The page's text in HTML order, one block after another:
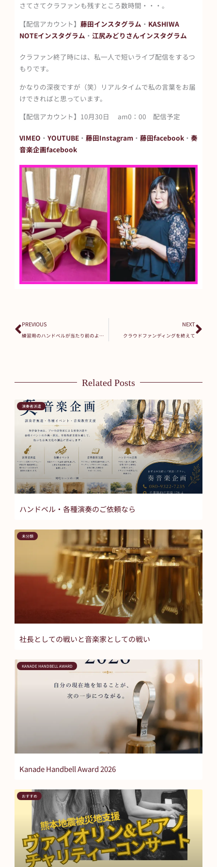
さてさてクラファンも残すところ数時間・・・。
【配信アカウント】 藤田インスタグラム ・ KASHIWA
NOTEインスタグラム ・ 江尻みどりさんインスタグラム
クラファン終了時には、私一人で短いライブ配信をするつ
もりです。
かなりの深夜ですが（笑）リアルタイムで私の言葉をお届
けできればと思っています。
【配信アカウント】10月30日 am0：00 配信予定
VIMEO ・ YOUTUBE ・ 藤田Instagram ・ 藤田facebook ・ 奏
音楽企画facebook
PREVIOUS
練習用のハンドベルが当たり前のように使用される世界を願っています！
NEXT
クラウドファンディングを終えて
Related Posts
演奏者派遣
ハンドベル・各種演奏のご依頼なら
未分類
社長としての戦いと音楽家としての戦い
KANADE HANDBELL AWARD
Kanade Handbell Award 2026
おすすめ